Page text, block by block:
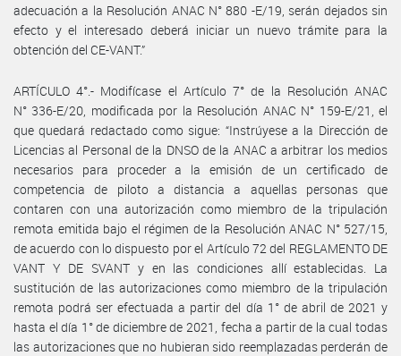
adecuación a la Resolución ANAC N° 880 -E/19, serán dejados sin
efecto y el interesado deberá iniciar un nuevo trámite para la
obtención del CE-VANT.”
ARTÍCULO 4°.- Modifícase el Artículo 7° de la Resolución ANAC
N° 336-E/20, modificada por la Resolución ANAC N° 159-E/21, el
que quedará redactado como sigue: “Instrúyese a la Dirección de
Licencias al Personal de la DNSO de la ANAC a arbitrar los medios
necesarios para proceder a la emisión de un certificado de
competencia de piloto a distancia a aquellas personas que
contaren con una autorización como miembro de la tripulación
remota emitida bajo el régimen de la Resolución ANAC N° 527/15,
de acuerdo con lo dispuesto por el Artículo 72 del REGLAMENTO DE
VANT Y DE SVANT y en las condiciones allí establecidas. La
sustitución de las autorizaciones como miembro de la tripulación
remota podrá ser efectuada a partir del día 1° de abril de 2021 y
hasta el día 1° de diciembre de 2021, fecha a partir de la cual todas
las autorizaciones que no hubieran sido reemplazadas perderán de